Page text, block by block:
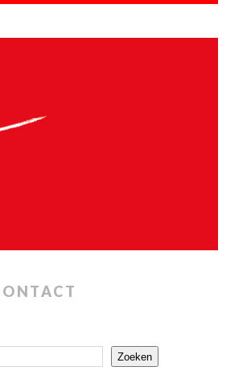
Zoeken